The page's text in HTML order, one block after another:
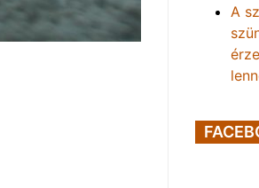
A